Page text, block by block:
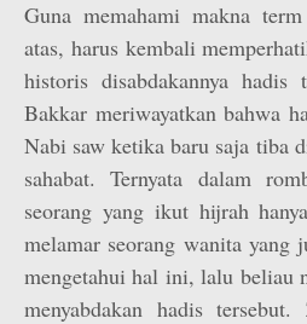
Guna memahami makna
atas, harus kembali
historis disabdakannya
Bakkar meriwayatkan bahwa
Nabi saw ketika baru saja tiba
sahabat. Ternyata dalam
seorang yang ikut hijrah
melamar seorang wanita
mengetahui hal ini, lalu beliau
menyabdakan hadis